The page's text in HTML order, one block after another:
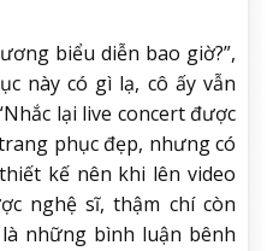
biểu diễn bao giờ?”,
này có gì lạ, cô ấy vẫn
lại live concert được
phục đẹp, nhưng có
kế nên khi lên video
nghệ sĩ, thậm chí còn
những bình luận bênh